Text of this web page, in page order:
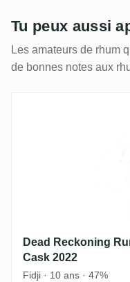
Tu peux aussi
Les amateurs de rhum
de bonnes notes aux
Dead
Dead Reckoning
Cask 2022
Fidji · 10 ans · 47%